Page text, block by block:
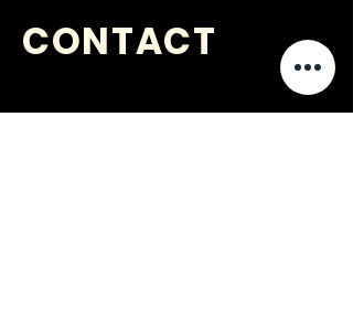
CONTACT
VRAGEN